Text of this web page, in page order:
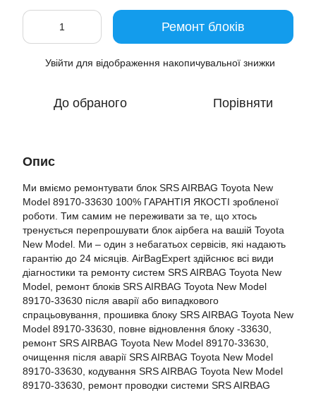
Ремонт блоків
Увійти для відображення накопичувальної знижки
До обраного Порівняти
Опис
Ми вміємо ремонтувати блок SRS AIRBAG Toyota New
Model 89170-33630 100% ГАРАНТІЯ ЯКОСТІ зробленої
роботи. Тим самим не переживати за те, що хтось
тренується перепрошувати блок аірбега на вашій Toyota
New Model. Ми – один з небагатьох сервісів, які надають
гарантію до 24 місяців. AirBagExpert здійснює всі види
діагностики та ремонту систем SRS AIRBAG Toyota New
Model, ремонт блоків SRS AIRBAG Toyota New Model
89170-33630 після аварії або випадкового
спрацьовування, прошивка блоку SRS AIRBAG Toyota New
Model 89170-33630, повне відновлення блоку -33630,
ремонт SRS AIRBAG Toyota New Model 89170-33630,
очищення після аварії SRS AIRBAG Toyota New Model
89170-33630, кодування SRS AIRBAG Toyota New Model
89170-33630, ремонт проводки системи SRS AIRBAG